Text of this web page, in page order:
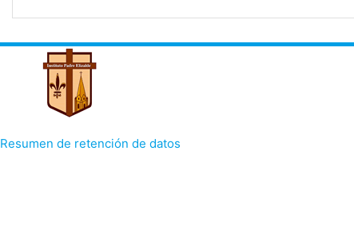
Resumen de retención de datos